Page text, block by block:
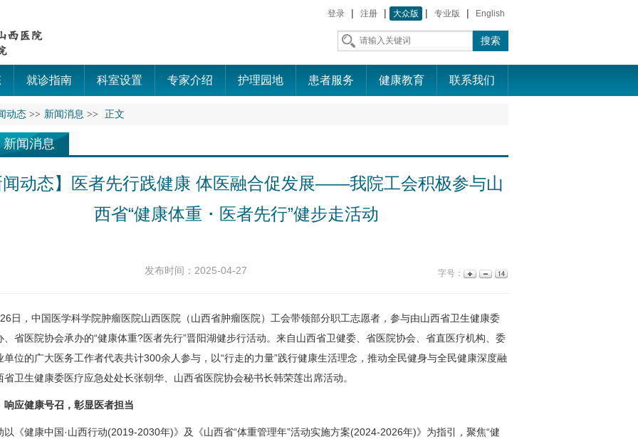
登录 | 注册 | 大众版 | 专业版 | English
就诊指南 科室设置 专家介绍 护理园地 患者服务 健康教育 联系我们
动态 >> 新闻消息 >> 正文
新闻消息
动态】医者先行践健康 体医融合促发展——我院工会积极参与山
西省“健康体重・医者先行”健步走活动
发布时间：2025-04-27 字号：
，中国医学科学院肿瘤医院山西医院（山西省肿瘤医院） 工会带领部分职工志愿者，参与由山西省卫生健康委
、省医院协会承办的“健康体重?医者先行”晋阳湖健步行活动。来自山西省卫健委、省医院协会、省直医疗机构、委
单位的广大医务工作者代表共计300余人参与，以“行走的力量”践行健康生活理念，推动全民健身与全民健康深度融
省卫生健康委医疗应急处处长张朝华、山西省医院协会秘书长韩荣莲出席活动。
健康号召，彰显医者担当
健康中国·山西行动(2019-2030年)》及《山西省“体重管理年”活动实施方案(2024-2026年)》为指引，聚焦“健